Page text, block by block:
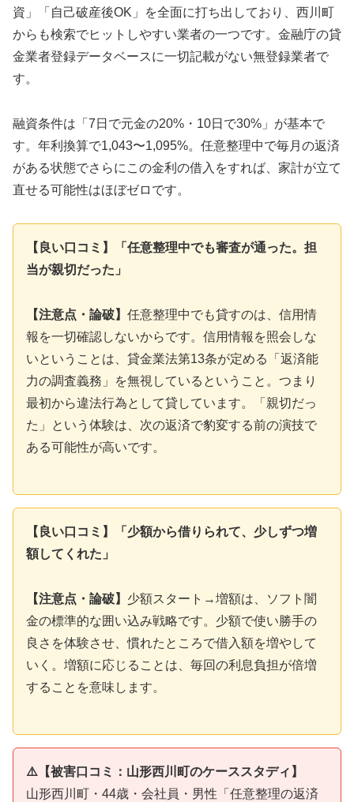
資」「自己破産後OK」を全面に打ち出しており、西川町
からも検索でヒットしやすい業者の一つです。金融庁の貸
金業者登録データベースに一切記載がない無登録業者で
す。
融資条件は「7日で元金の20%・10日で30%」が基本で
す。年利換算で1,043〜1,095%。任意整理中で毎月の返済
がある状態でさらにこの金利の借入をすれば、家計が立て
直せる可能性はほぼゼロです。
【良い口コミ】「任意整理中でも審査が通った。担
当が親切だった」
【注意点・論破】 任意整理中でも貸すのは、信用情
報を一切確認しないからです。信用情報を照会しな
いということは、貸金業法第13条が定める「返済能
力の調査義務」を無視しているということ。つまり
最初から違法行為として貸しています。「親切だっ
た」という体験は、次の返済で豹変する前の演技で
ある可能性が高いです。
【良い口コミ】「少額から借りられて、少しずつ増
額してくれた」
【注意点・論破】 少額スタート→増額は、ソフト闇
金の標準的な囲い込み戦略です。少額で使い勝手の
良さを体験させ、慣れたところで借入額を増やして
いく。増額に応じることは、毎回の利息負担が倍増
することを意味します。
⚠️【被害口コミ：山形西川町のケーススタディ】
山形西川町・44歳・会社員・男性「任意整理の返済